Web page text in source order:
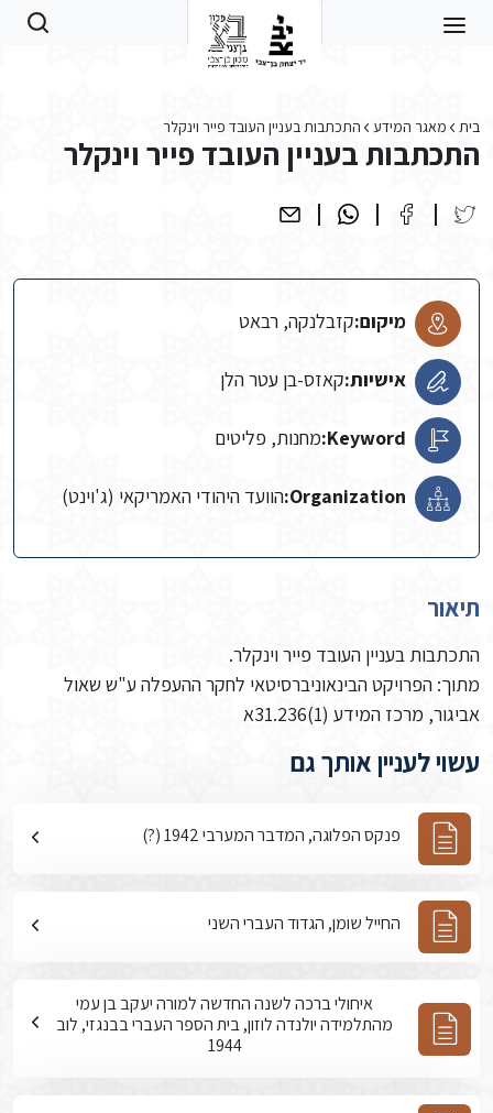
בית מאגר המידע התכתבות בעניין העובד פייר וינקלר
התכתבות בעניין העובד פייר וינקלר
מיקום:קזבלנקה, רבאט
אישיות:קאזס-בן עטר הלן
Keyword: מחנות, פליטים
Organization: הוועד היהודי האמריקאי (ג'וינט)
תיאור
התכתבות בעניין העובד פייר וינקלר.
מתוך: הפרויקט הבינאוניברסיטאי לחקר ההעפלה ע"ש שאול
אביגור, מרכז המידע (1)31.236א
עשוי לעניין אותך גם
פנקס הפלוגה, המדבר המערבי 1942 (?)
החייל שומן, הגדוד העברי השני
איחולי ברכה לשנה החדשה למורה יעקב בן עמי
מהתלמידה יולנדה לוזון, בית הספר העברי בבנגזי, לוב
1944